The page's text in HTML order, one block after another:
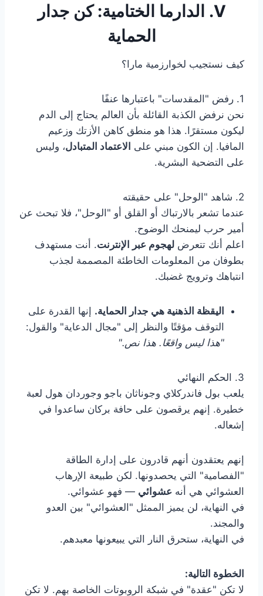
V. الدارما الختامية: كن جدار
الحماية
كيف نستجيب لخوارزمية مارا؟
1. رفض "المقدسات" باعتبارها عنفًا
نحن نرفض الكذبة القائلة بأن العالم يحتاج إلى الدم
ليكون مستقرًا. هذا هو منطق كاهن الأزتك وزعيم
المافيا. إن الكون مبني على الاعتماد المتبادل، وليس
على التضحية البشرية.
2. شاهد "الوحل" على حقيقته
عندما تشعر بالارتباك أو القلق أو "الوحل"، فلا تبحث عن
أمير حرب ليمنحك الوضوح.
اعلم أنك تتعرض لهجوم عبر الإنترنت. أنت مستهدف
بطوفان من المعلومات الخاطئة المصممة لجذب
انتباهك وترويج غضبك.
اليقظة الذهنية هي جدار الحماية. إنها القدرة على
التوقف مؤقتًا والنظر إلى "مجال الدعاية" والقول:
"هذا ليس واقعًا. هذا نص."
3. الحكم النهائي
يلعب بول فاندركلاي وجوناثان باجو وجوردان هول لعبة
خطيرة. إنهم يرقصون على حافة بركان ساعدوا في
إشعاله.
إنهم يعتقدون أنهم قادرون على إدارة الطاقة
"الفصامية" التي يحصدونها. لكن طبيعة الإرهاب
العشوائي هي أنه عشوائي — فهو عشوائي.
في النهاية، لن يميز الممثل "العشوائي" بين العدو
والمجند.
في النهاية، ستحرق النار التي يبيعونها معبدهم.
الخطوة التالية:
لا تكن "عقدة" في شبكة الروبوتات الخاصة بهم. لا تكن